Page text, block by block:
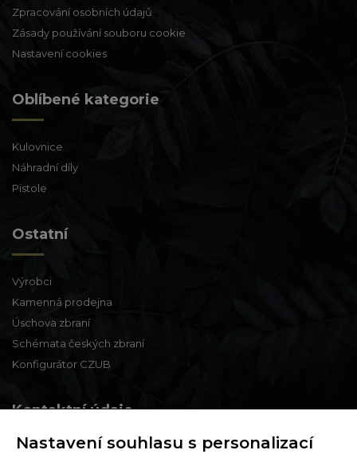
Zpracování osobních údajů
Zásady používání souboru cookie
Nastavení cookies
Oblíbené kategorie
Kulovnice
Náhradní díly
Pistole
Ostatní
Výrobci
Kamenná prodejna
Úschova zbraní
Schémata českých zbraní
Konfigurátor CZUB
Kontaktní údaje
Nastavení souhlasu s personalizací